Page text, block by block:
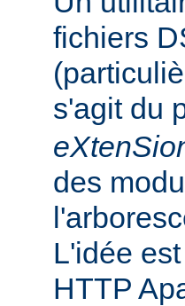
fichiers
s'agit du
des
L'idée
HTTP